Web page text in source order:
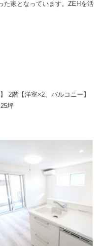
た家となっています。ZEHを活
2階【洋室×2、バルコニー】
坪